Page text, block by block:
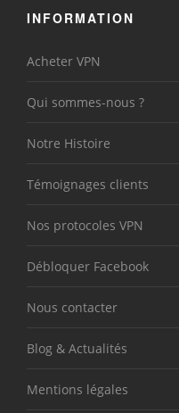
INFORMATION
Acheter VPN
Qui sommes-nous ?
Notre Histoire
Témoignages clients
Nos protocoles VPN
Débloquer Facebook
Nous contacter
Blog & Actualités
Mentions légales